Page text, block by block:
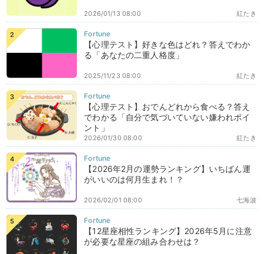
紅たき
2026/01/13 08:00
【心理テスト】好きな色はどれ？答えでわか
る「あなたの二重人格度」
紅たき
2025/11/23 08:00
【心理テスト】おでんどれから食べる？答え
でわかる「自分で気づいていない嫌われポイ
ント」
紅たき
2026/01/30 08:00
【2026年2月の運勢ランキング】いちばん運
がいいのは何月生まれ！？
七海波
2026/02/01 08:00
【12星座相性ランキング】2026年5月に注意
が必要な星座の組み合わせは？